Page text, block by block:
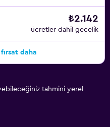
₺2.142
ücretler dahil gecelik
daha
tahmini yerel